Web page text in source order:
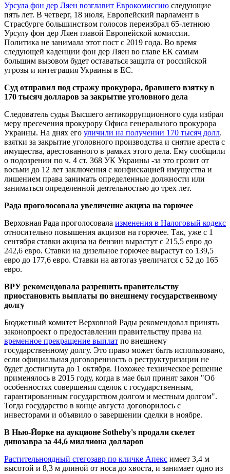
Урсула фон дер Ляен возглавит Еврокомиссию следующие
пять лет. В четверг, 18 июля, Европейский парламент в
Страсбурге большинством голосов переизбрал 65-летнюю
Урсулу фон дер Ляен главой Европейской комиссии.
Политика не занимала этот пост с 2019 года. Во время
следующей каденции фон дер Ляен во главе ЕК самым
большим вызовом будет оставаться защита от российской
угрозы и интеграция Украины в ЕС.
Суд отправил под стражу прокурора, бравшего взятку в
170 тысяч долларов за закрытие уголовного дела
Следователь судья Высшего антикоррупционного суда избрал
меру пресечения прокурору Офиса генерального прокурора
Украины. На днях его уличили на получении 170 тысяч долл.
взятки за закрытие уголовного производства и снятие ареста с
имущества, арестованного в рамках этого дела. Ему сообщили
о подозрении по ч. 4 ст. 368 УК Украины -за это грозит от
восьми до 12 лет заключения с конфискацией имущества и
лишением права занимать определенные должности или
заниматься определенной деятельностью до трех лет.
Рада проголосовала увеличение акциза на горючее
Верховная Рада проголосовала изменения в Налоговый кодекс
относительно повышения акцизов на горючее. Так, уже с 1
сентября ставки акциза на бензин вырастут с 215,5 евро до
242,6 евро. Ставки на дизельное горючее вырастут со 139,5
евро до 177,6 евро. Ставки на автогаз увеличатся с 52 до 165
евро.
ВРУ рекомендовала разрешить правительству
приостановить выплаты по внешнему государственному
долгу
Бюджетный комитет Верховной Рады рекомендовал принять
законопроект о предоставлении правительству права на
временное прекращение выплат по внешнему
государственному долгу. Это право может быть использовано,
если официальная договоренность о реструктуризации не
будет достигнута до 1 октября. Похожее техническое решение
применялось в 2015 году, когда в мае был принят закон "Об
особенностях совершения сделок с государственным,
гарантированным государством долгом и местным долгом".
Тогда государство в конце августа договорилось с
инвесторами и объявило о завершении сделки в ноябре.
В Нью-Йорке на аукционе Sotheby's продали скелет
динозавра за 44,6 миллиона долларов
Растительноядный стегозавр по кличке Апекс имеет 3,4 м
высотой и 8,3 м длиной от носа до хвоста, и занимает одно из